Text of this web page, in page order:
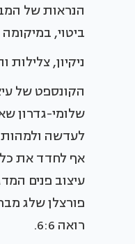
הנראות של
ביטוי,
ניקיון,
הקונספט של
שלומי-גדרון
לעדשה
אף לחדד את כל
עיצוב פנים
פורצלן שלג
רואה 6:6.